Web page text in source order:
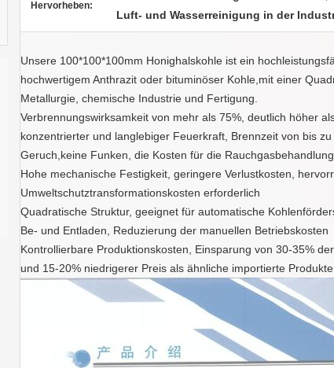
Hervorheben:
Luft- und Wasserreinigung in der
Unsere 100*100*100mm Honighalskohle ist ein
hochwertigem Anthrazit oder bituminöser Kohle,mit einer
Metallurgie, chemische Industrie und Fertigung.
Verbrennungswirksamkeit von mehr als 75%, deutlich höher
konzentrierter und langlebiger Feuerkraft, Brennzeit von bis
Geruch,keine Funken, die Kosten für die
Hohe mechanische Festigkeit, geringere Verlustkosten,
Umweltschutztransformationskosten erforderlich
Quadratische Struktur, geeignet für automatische
Be- und Entladen, Reduzierung der manuellen Betriebskosten
Kontrollierbare Produktionskosten, Einsparung von 30-35%
und 15-20% niedrigerer Preis als ähnliche importierte Produkte.